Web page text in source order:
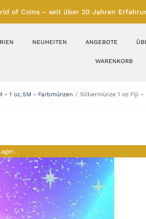
of Coins – seit über 20 Jahren
Feinunze – Größen
100 bis 1000 g
Münzbarren
Platin
NEUHEITEN ANGEBOTE
WARENKORB
- 1 oz SM - Farbmünzen Silbermünze 1 oz Fiji